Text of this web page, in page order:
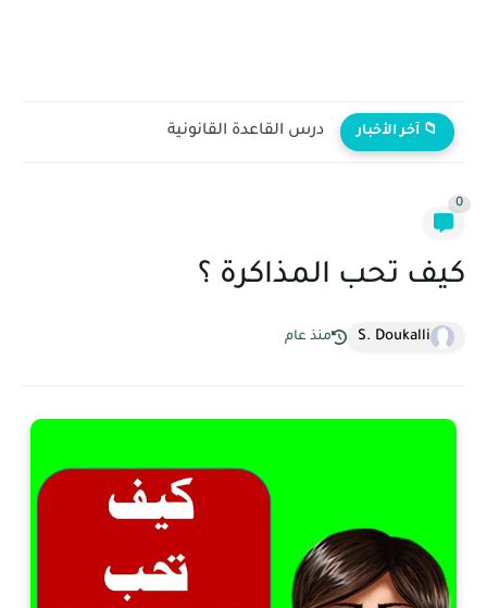
📁 آخر الأخبار درس القاعدة القانونية
0
كيف تحب المذاكرة ؟
S. Doukalli منذ عام